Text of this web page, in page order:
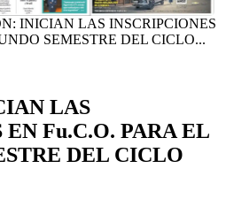
INICIAN LAS INSCRIPCIONES
SEMESTRE DEL CICLO...
LAS
Fu.C.O. PARA EL
DEL CICLO